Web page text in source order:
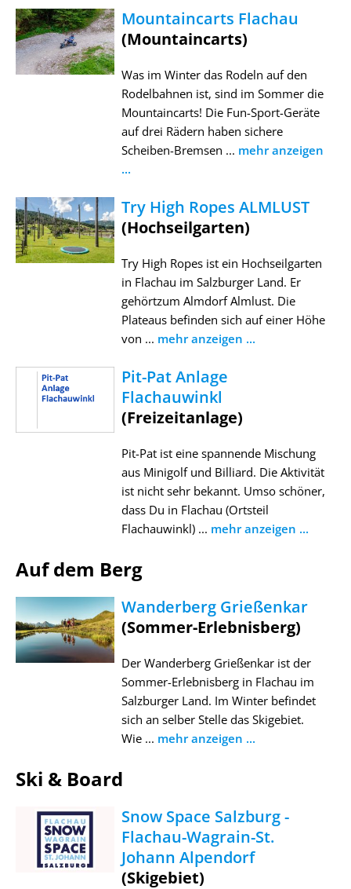
Mountaincarts Flachau
(Mountaincarts)
Was im Winter das Rodeln auf den
Rodelbahnen ist, sind im Sommer die
Mountaincarts! Die Fun-Sport-Geräte
auf drei Rädern haben sichere
Scheiben-Bremsen ... mehr anzeigen
...
Try High Ropes ALMLUST
(Hochseilgarten)
Try High Ropes ist ein Hochseilgarten
in Flachau im Salzburger Land. Er
gehörtzum Almdorf Almlust. Die
Plateaus befinden sich auf einer Höhe
von ... mehr anzeigen ...
Pit-Pat Anlage
Flachauwinkl
(Freizeitanlage)
Pit-Pat ist eine spannende Mischung
aus Minigolf und Billiard. Die Aktivität
ist nicht sehr bekannt. Umso schöner,
dass Du in Flachau (Ortsteil
Flachauwinkl) ... mehr anzeigen ...
Auf dem Berg
Wanderberg Grießenkar
(Sommer-Erlebnisberg)
Der Wanderberg Grießenkar ist der
Sommer-Erlebnisberg in Flachau im
Salzburger Land. Im Winter befindet
sich an selber Stelle das Skigebiet.
Wie ... mehr anzeigen ...
Ski & Board
Snow Space Salzburg -
Flachau-Wagrain-St.
Johann Alpendorf
(Skigebiet)